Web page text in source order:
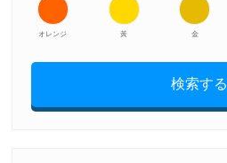
オレンジ 黃 金
検索する